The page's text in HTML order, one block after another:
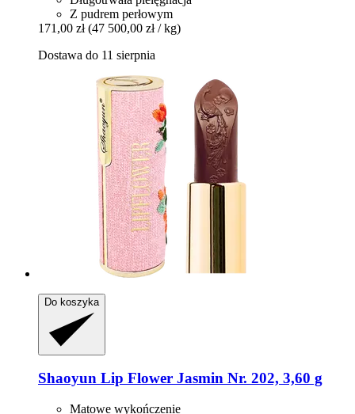
Z pudrem perłowym
171,00 zł (47 500,00 zł / kg)
Dostawa do 11 sierpnia
Do koszyka
Shaoyun Lip Flower Jasmin Nr. 202, 3,60 g
Matowe wykończenie